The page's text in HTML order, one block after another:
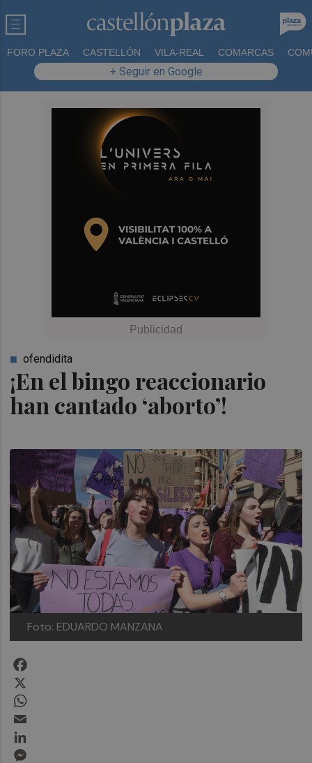
FORO PLAZA CASTELLÓN VILA-REAL COMARCAS
+ Seguir en Google
¡En el bingo reaccionario
han cantado ‘aborto’!
ofendidita
Foto: EDUARDO MANZANA